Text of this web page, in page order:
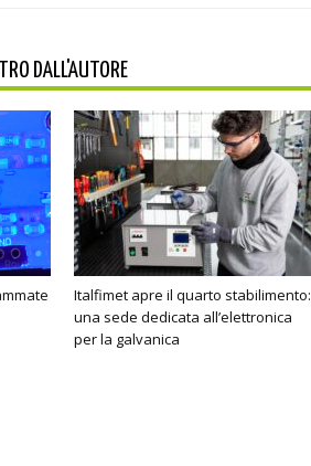
DALL'AUTORE
Italfimet apre il quarto stabilimento:
una sede dedicata all’elettronica
per la galvanica